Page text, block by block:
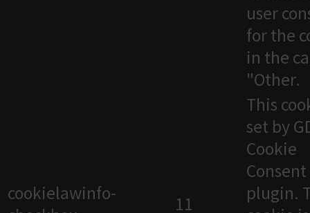
user
for the
in the
"Other.
cookielawinfo-
11
This
set by
Cookie
Consent
plugin.